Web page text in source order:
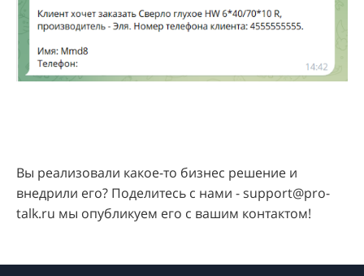
Вы реализовали какое-то бизнес решение и
внедрили его? Поделитесь с нами - support@pro-
talk.ru мы опубликуем его с вашим контактом!